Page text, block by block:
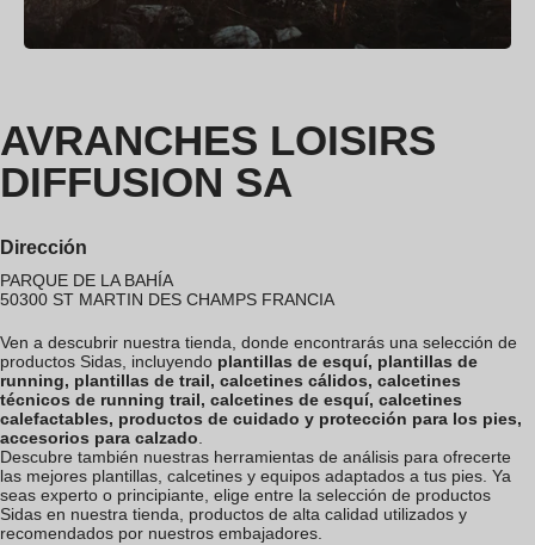
AVRANCHES LOISIRS
DIFFUSION SA
Dirección
PARQUE DE LA BAHÍA
50300 ST MARTIN DES CHAMPS FRANCIA
Ven a descubrir nuestra tienda, donde encontrarás una selección de
productos Sidas, incluyendo plantillas de esquí, plantillas de
running, plantillas de trail, calcetines cálidos, calcetines
técnicos de running trail, calcetines de esquí, calcetines
calefactables, productos de cuidado y protección para los pies,
accesorios para calzado.
Descubre también nuestras herramientas de análisis para ofrecerte
las mejores plantillas, calcetines y equipos adaptados a tus pies. Ya
seas experto o principiante, elige entre la selección de productos
Sidas en nuestra tienda, productos de alta calidad utilizados y
recomendados por nuestros embajadores.